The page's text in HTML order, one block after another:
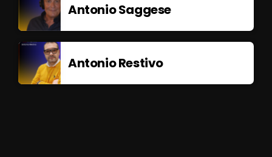
Antonio Saggese
Antonio Restivo